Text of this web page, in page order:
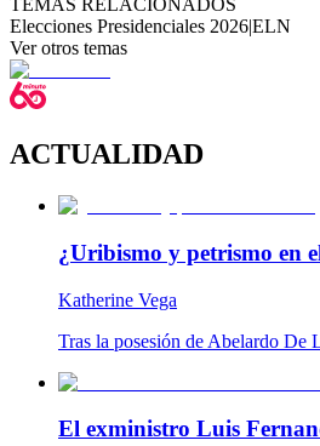
TEMAS RELACIONADOS
Elecciones Presidenciales 2026|ELN
Ver otros temas
ACTUALIDAD
¿Uribismo y petrismo en
Katherine Vega
Tras la posesión de Abelardo De
El exministro Luis